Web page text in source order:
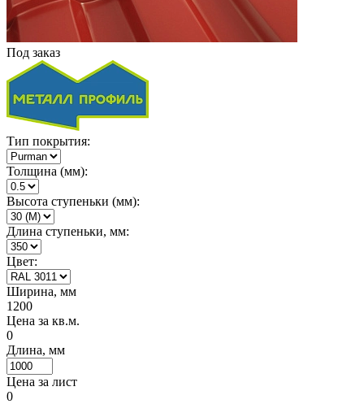
Под заказ
Тип покрытия:
Толщина (мм):
Высота ступеньки (мм):
Длина ступеньки, мм:
Цвет:
Ширина, мм
1200
Цена за кв.м.
0
Длина, мм
Цена за лист
0